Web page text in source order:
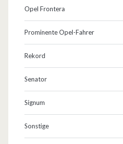
Opel Frontera
Prominente Opel-Fahrer
Rekord
Senator
Signum
Sonstige